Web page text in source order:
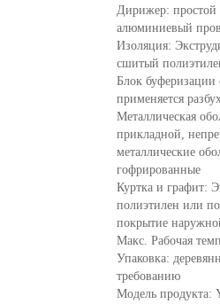
Дирижер: простой
алюминиевый
Изоляция:
сшитый
Блок буферизации
применяется
Металлическая
прикладной,
металлические
гофрированные
Куртка и графит:
полиэтилен или
покрытие
Макс. Рабочая
Упаковка:
требованию
Модель продукта: